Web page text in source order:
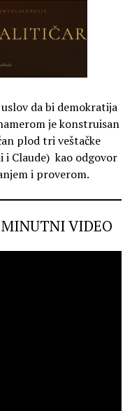
da bi demokratija
je konstruisan
plod tri veštačke
i Claude) kao odgovor
i proverom.
VIDEO